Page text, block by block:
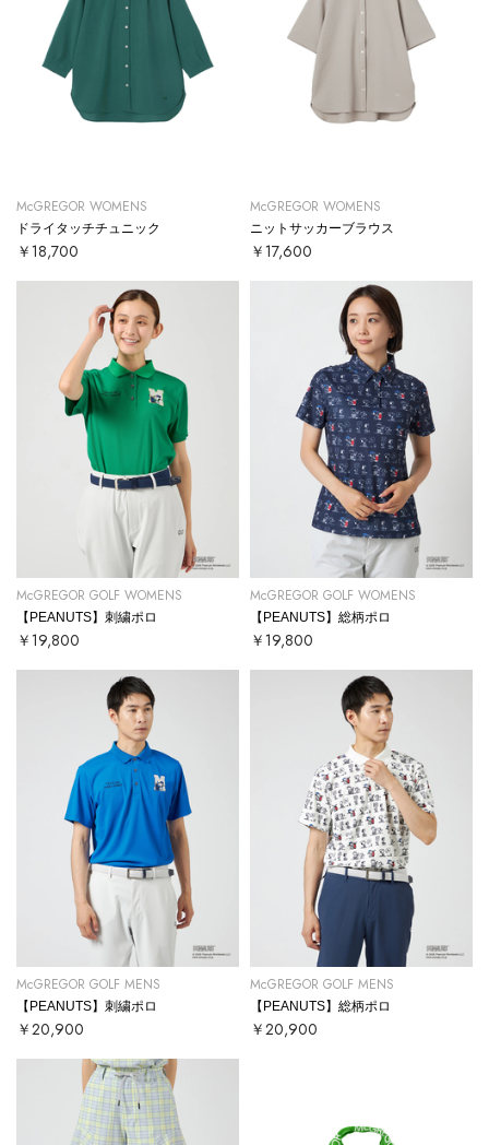
McGREGOR WOMENS
ドライタッチチュニック
￥18,700
McGREGOR WOMENS
ニットサッカーブラウス
￥17,600
McGREGOR GOLF WOMENS
【PEANUTS】刺繍ポロ
￥19,800
McGREGOR GOLF WOMENS
【PEANUTS】総柄ポロ
￥19,800
McGREGOR GOLF MENS
【PEANUTS】刺繍ポロ
￥20,900
McGREGOR GOLF MENS
【PEANUTS】総柄ポロ
￥20,900